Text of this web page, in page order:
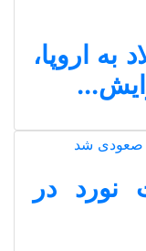
به اروپا،
نورد در